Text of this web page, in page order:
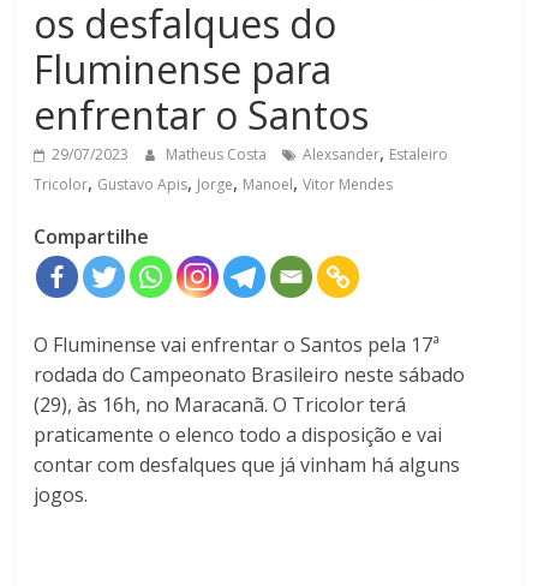
os desfalques do
Fluminense para
enfrentar o Santos
29/07/2023 Matheus Costa Alexsander, Estaleiro
Tricolor, Gustavo Apis, Jorge, Manoel,Vitor Mendes
Compartilhe
O Fluminense vai enfrentar o Santos pela 17ª
rodada do Campeonato Brasileiro neste sábado
(29), às 16h, no Maracanã. O Tricolor terá
praticamente o elenco todo a disposição e vai
contar com desfalques que já vinham há alguns
jogos.